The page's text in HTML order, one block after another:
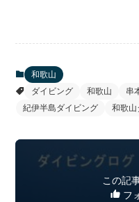
和歌山
ダイビング
和歌山 串
紀伊半島ダイビング
和歌山
この記
フ